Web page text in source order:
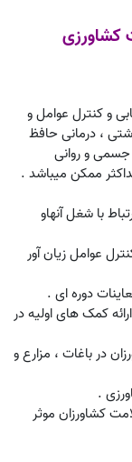
کشاورزی
و کنترل عوامل و
، درمانی حافظ
جسمی و روانی
ممکن میباشد .
با شغل آنهاو
عوامل زیان آور
کمک های اولیه در
در باغات ، مزارع و
کشاورزان موثر